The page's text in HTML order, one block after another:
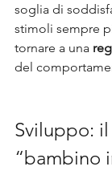
soglia di
stimoli sempre
tornare a una
del
Sviluppo:
“bambino